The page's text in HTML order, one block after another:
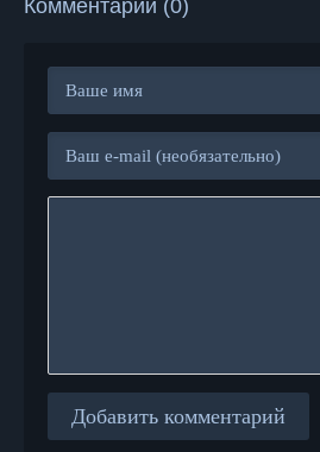
Комментарии (0)
Добавить комментарий